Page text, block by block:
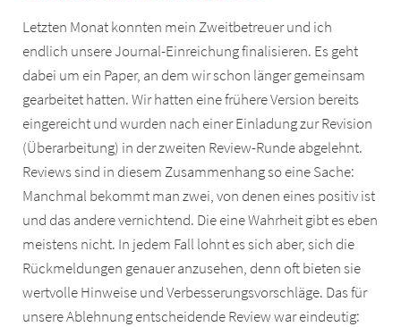
Letzten Monat konnten mein Zweitbetreuer und ich
endlich unsere Journal-Einreichung finalisieren. Es geht
dabei um ein Paper, an dem wir schon länger gemeinsam
gearbeitet hatten. Wir hatten eine frühere Version bereits
eingereicht und wurden nach einer Einladung zur Revision
(Überarbeitung) in der zweiten Review-Runde abgelehnt.
Reviews sind in diesem Zusammenhang so eine Sache:
Manchmal bekommt man zwei, von denen eines positiv ist
und das andere vernichtend. Die eine Wahrheit gibt es eben
meistens nicht. In jedem Fall lohnt es sich aber, sich die
Rückmeldungen genauer anzusehen, denn oft bieten sie
wertvolle Hinweise und Verbesserungsvorschläge. Das für
unsere Ablehnung entscheidende Review war eindeutig: